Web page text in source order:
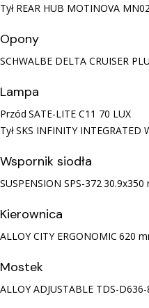
Tył REAR HUB MOTINOVA
Opony
SCHWALBE DELTA CRUISER
Lampa
Przód SATE-LITE C11 70 LUX
TyłSKS INFINITY INTEGRATED
Wspornik siodła
SUSPENSION SPS-37230.9x350
Kierownica
ALLOY CITY ERGONOMIC 620
Mostek
ALLOY ADJUSTABLE TDS-